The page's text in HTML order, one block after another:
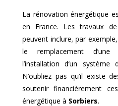
La rénovation énergétique
en France. Les travaux
peuvent inclure, par
le remplacement
l’installation d’un système
N’oubliez pas qu’il existe
soutenir financièrement
énergétique à Sorbiers.